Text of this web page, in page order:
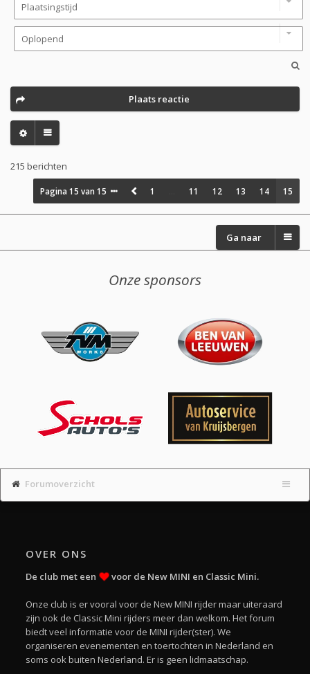
Plaats reactie
215 berichten
Pagina15 van15 1 11 12 13 14 15
Ga naar
Onze sponsors
Forumoverzicht
OVER ONS
De club met een voor de New MINI en Classic Mini.
Onze club is er vooral voor de New MINI rijder maar uiteraard
zijn ook de Classic Mini rijders meer dan welkom. Het forum
biedt veel informatie voor de MINI rijder(ster). We
organiseren evenementen en toertochten in Nederland en
soms ook buiten Nederland. Er is geen lidmaatschap.